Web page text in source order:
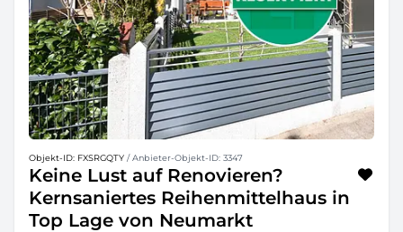
Objekt-ID: FXSRGQTY / Anbieter-Objekt-ID: 3347
Keine Lust auf Renovieren?
Kernsaniertes Reihenmittelhaus in
Top Lage von Neumarkt